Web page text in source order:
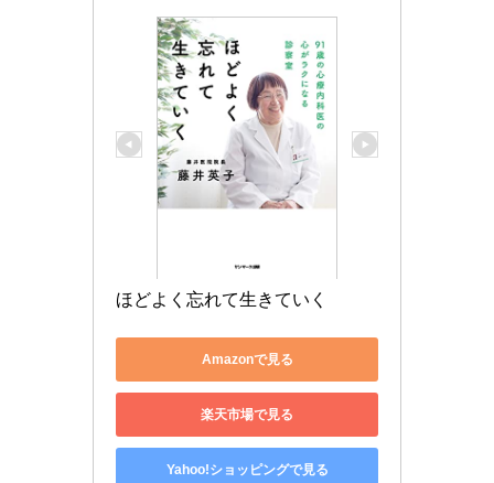
ほどよく忘れて生きていく
Amazonで見る
楽天市場で見る
Yahoo!ショッピングで見る